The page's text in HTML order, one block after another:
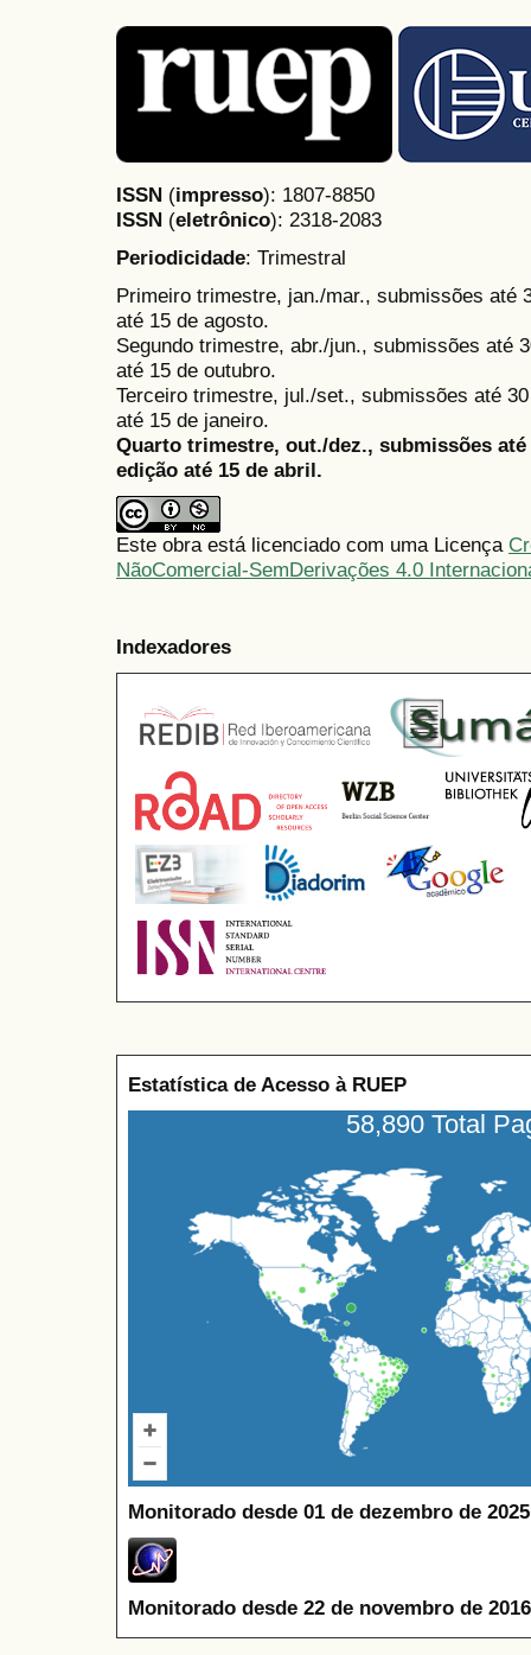
ISSN (impresso): 1807-8850
ISSN (eletrônico): 2318-2083
Periodicidade: Trimestral
Primeiro trimestre, jan./mar., submissões até
até 15 de agosto.
Segundo trimestre, abr./jun., submissões até
até 15 de outubro.
Terceiro trimestre, jul./set., submissões até
até 15 de janeiro.
Quarto trimestre, out./dez., submissões
edição até 15 de abril.
Este obra está licenciado com uma Licença
NãoComercial-SemDerivações 4.0
Indexadores
Estatística de Acesso à RUEP
58,890 Total
Monitorado desde 01 de dezembro de
Monitorado desde 22 de novembro de